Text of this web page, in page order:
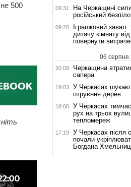
500
09:31
На Черкащині
російський
09:20
Іграшковий завал:
дитячу кімнату
повернути
06 серпня
20:09
Черкащина
сапера
19:03
У Черкасах
отруєння дерев
18:08
У Черкасах
рух на трьох
тепломереж
17:19
У Черкасах після
почали
Богдана